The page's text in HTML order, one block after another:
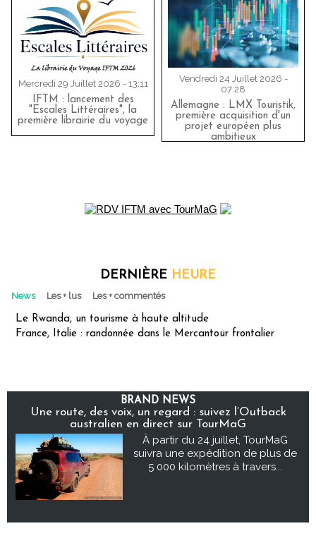
Mercredi 29 Juillet 2026 - 13:11
IFTM : lancement des
"Escales Littéraires", la
première librairie du voyage
Vendredi 24 Juillet 2026 -
07:28
Allemagne : LMX Touristik,
première acquisition d'un
projet européen plus
ambitieux
DERNIÈRE HEURE
News Les + lus Les + commentés
Le Rwanda, un tourisme à haute altitude
France, Italie : randonnée dans le Mercantour frontalier
BRAND NEWS
Une route, des voix, un regard : suivez l’Outback
australien en direct sur TourMaG
À partir du 24 juillet, TourMaG
suivra une expédition de plus de
5 000 kilomètres à travers...